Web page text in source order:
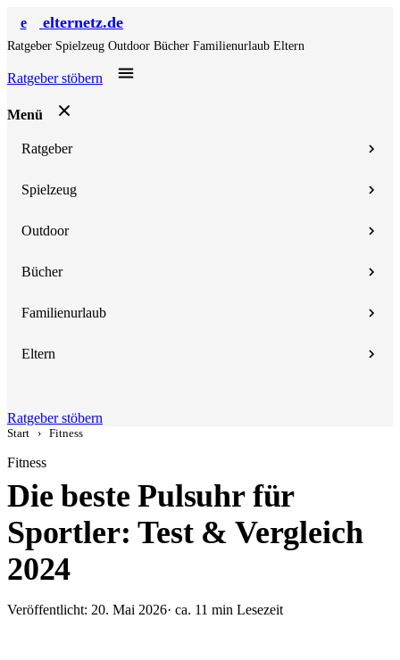
e elternetz.de
Ratgeber Spielzeug Outdoor Bücher Familienurlaub Eltern
Ratgeber stöbern
Menü
Ratgeber
Spielzeug
Outdoor
Bücher
Familienurlaub
Eltern
Ratgeber stöbern
Start › Fitness
Fitness
Die beste Pulsuhr für
Sportler: Test & Vergleich
2024
Veröffentlicht: 20. Mai 2026· ca. 11 min Lesezeit